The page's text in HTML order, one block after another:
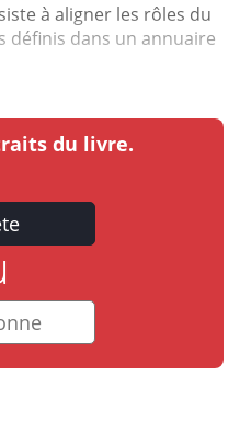
à aligner les rôles du
définis dans un annuaire
du livre.